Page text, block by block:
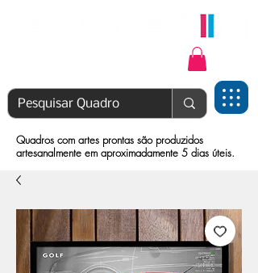
Quadros com artes prontas são produzidos
artesanalmente em aproximadamente 5 dias úteis.